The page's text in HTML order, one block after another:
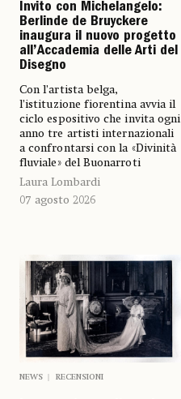
Invito con Michelangelo:
Berlinde de Bruyckere
inaugura il nuovo progetto
all’Accademia delle Arti del
Disegno
Con l’artista belga,
l’istituzione fiorentina avvia il
ciclo espositivo che invita ogni
anno tre artisti internazionali
a confrontarsi con la «Divinità
fluviale» del Buonarroti
Laura Lombardi
07 agosto 2026
NEWS RECENSIONI